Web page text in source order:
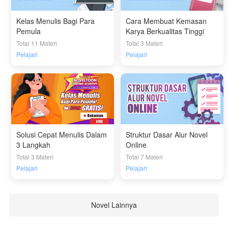
Kelas Menulis Bagi Para
Pemula
Total 11 Materi
Pelajari
Cara Membuat Kemasan
Karya Berkualitas Tinggi
Total 3 Materi
Pelajari
Solusi Cepat Menulis Dalam
3 Langkah
Total 3 Materi
Pelajari
Struktur Dasar Alur Novel
Online
Total 7 Materi
Pelajari
Novel Lainnya